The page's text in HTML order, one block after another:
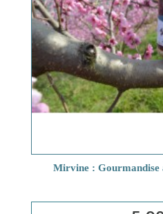
Mirvine : Gourmandise